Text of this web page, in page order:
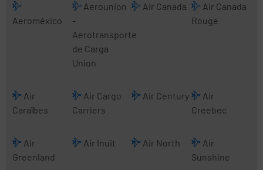
Aeroméxico
Aerounion
-
Aerotransporte
de Carga
Union
Air Canada
Air Canada
Rouge
Air
Caraïbes
Air Cargo
Carriers
Air Century
Air
Creebec
Air
Greenland
Air Inuit Air North
Air
Sunshine